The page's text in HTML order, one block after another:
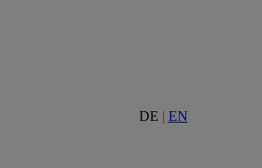
DE | EN